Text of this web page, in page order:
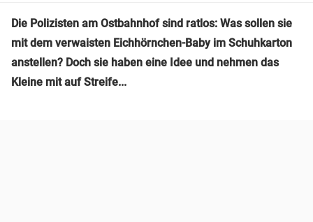
Die Polizisten am Ostbahnhof sind ratlos: Was sollen sie
mit dem verwaisten Eichhörnchen-Baby im Schuhkarton
anstellen? Doch sie haben eine Idee und nehmen das
Kleine mit auf Streife...